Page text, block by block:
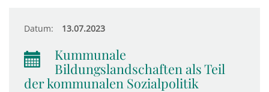
Datum: 13.07.2023
Kummunale
Bildungslandschaften als Teil
der kommunalen Sozialpolitik